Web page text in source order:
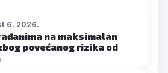
6. 2026.
na maksimalan
povećanog rizika od